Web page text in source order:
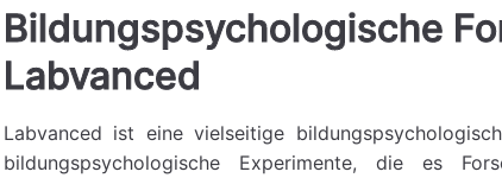
Bildungspsychologische
Labvanced
Labvanced ist eine vielseitige
bildungspsychologische Experimente, die es